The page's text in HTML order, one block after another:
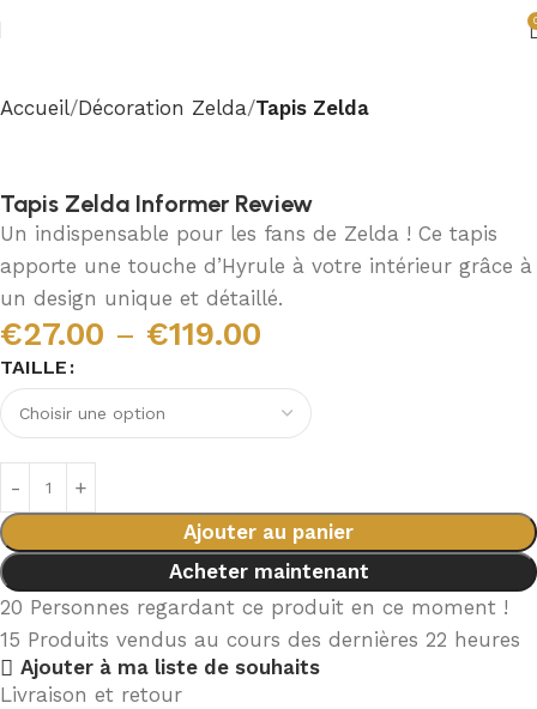
Accueil Décoration Zelda Tapis Zelda
Tapis Zelda Informer Review
Un indispensable pour les fans de Zelda ! Ce tapis
apporte une touche d’Hyrule à votre intérieur grâce à
un design unique et détaillé.
€27.00 – €119.00
TAILLE
Ajouter au panier
Acheter maintenant
20 Personnes regardant ce produit en ce moment !
15 Produits vendus au cours des dernières 22 heures
Ajouter à ma liste de souhaits
Livraison et retour